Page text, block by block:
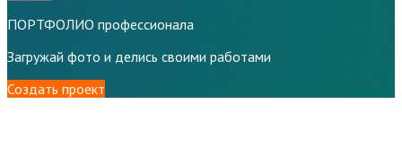
ПОРТФОЛИО профессионала
Загружай фото и делись своими работами
Создать проект